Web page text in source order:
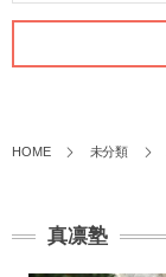
HOME 未分類
真凛塾